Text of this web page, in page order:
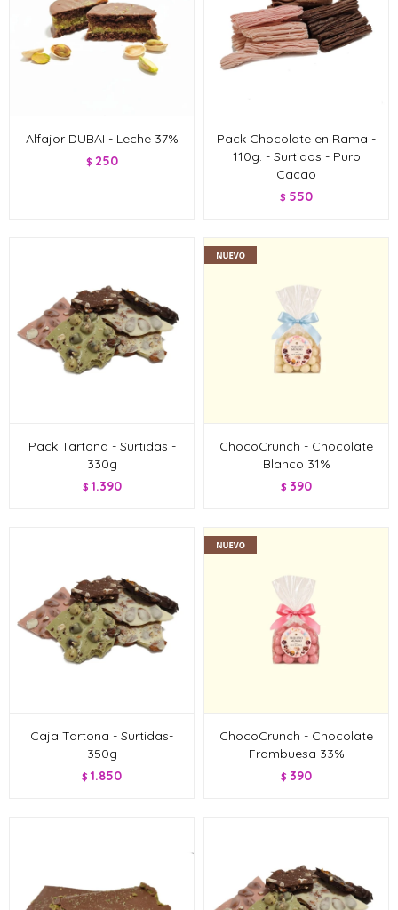
Alfajor DUBAI - Leche 37%
$ 250
Pack Chocolate en Rama -
110g. - Surtidos - Puro
Cacao
$ 550
Pack Tartona - Surtidas -
330g
$ 1.390
ChocoCrunch - Chocolate
Blanco 31%
$ 390
Caja Tartona - Surtidas-
350g
$ 1.850
ChocoCrunch - Chocolate
Frambuesa 33%
$ 390